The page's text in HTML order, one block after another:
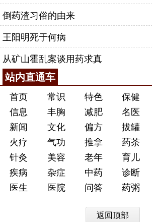
倒药渣习俗的由来
王阳明死于何病
从矿山霍乱案谈用药求真
站内直通车
首页 常识 特色 保健
信息
丰胸 减肥 名医
新闻
文化 偏方 拔罐
火疗
气功 推拿 药茶
针灸
美容 老年 育儿
疾病
杂症 中药 诊断
医生
医院 问答 药粥
返回顶部